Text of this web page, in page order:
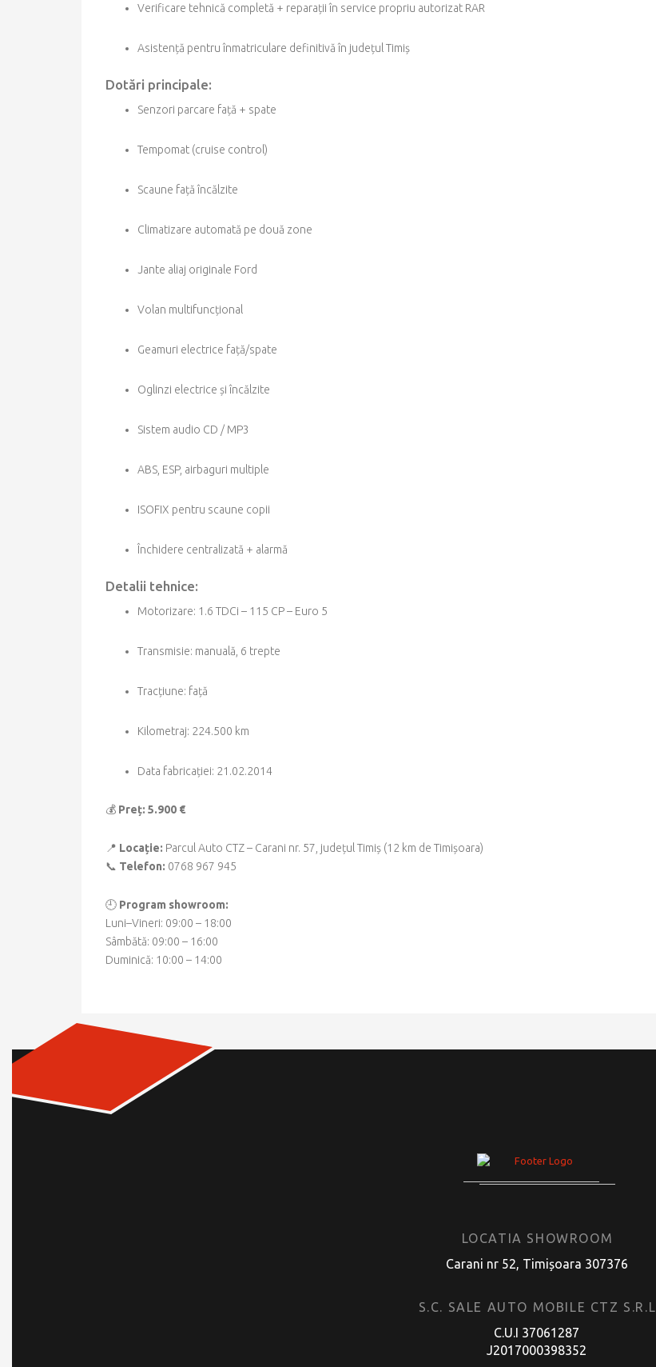
Verificare tehnică completă + reparații în service propriu autorizat RAR
Asistență pentru înmatriculare definitivă în județul Timiș
Dotări principale:
Senzori parcare față + spate
Tempomat (cruise control)
Scaune față încălzite
Climatizare automată pe două zone
Jante aliaj originale Ford
Volan multifuncțional
Geamuri electrice față/spate
Oglinzi electrice și încălzite
Sistem audio CD / MP3
ABS, ESP, airbaguri multiple
ISOFIX pentru scaune copii
Închidere centralizată + alarmă
Detalii tehnice:
Motorizare: 1.6 TDCi – 115 CP – Euro 5
Transmisie: manuală, 6 trepte
Tracțiune: față
Kilometraj: 224.500 km
Data fabricației: 21.02.2014
💰 Preț: 5.900 €
📍 Locație: Parcul Auto CTZ – Carani nr. 57, județul Timiș (12 km de Timișoara)
📞 Telefon: 0768 967 945
🕘 Program showroom:
Luni–Vineri: 09:00 – 18:00
Sâmbătă: 09:00 – 16:00
Duminică: 10:00 – 14:00
LOCATIA SHOWROOM
Carani nr 52, Timișoara 307376
S.C. SALE AUTO MOBILE CTZ S.R.L
C.U.I 37061287
J2017000398352